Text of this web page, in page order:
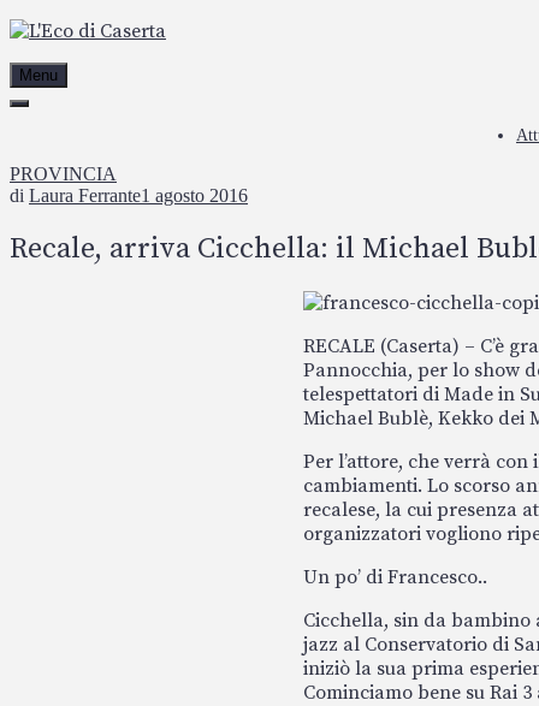
Passa
contenuto
Menu
PROVINCIA
di Laura Ferrante1 agosto 2016
Recale, arriva Cicchella: il Michael
RECALE (Caserta) – C’è
Pannocchia, per lo show
telespettatori di Made in
Michael Bublè, Kekko dei
Per l’attore, che verrà
cambiamenti. Lo scorso
recalese, la cui presenza
organizzatori vogliono
Un po’ di Francesco..
Cicchella, sin da bambino
jazz al Conservatorio di
iniziò la sua prima
Cominciamo bene su Rai